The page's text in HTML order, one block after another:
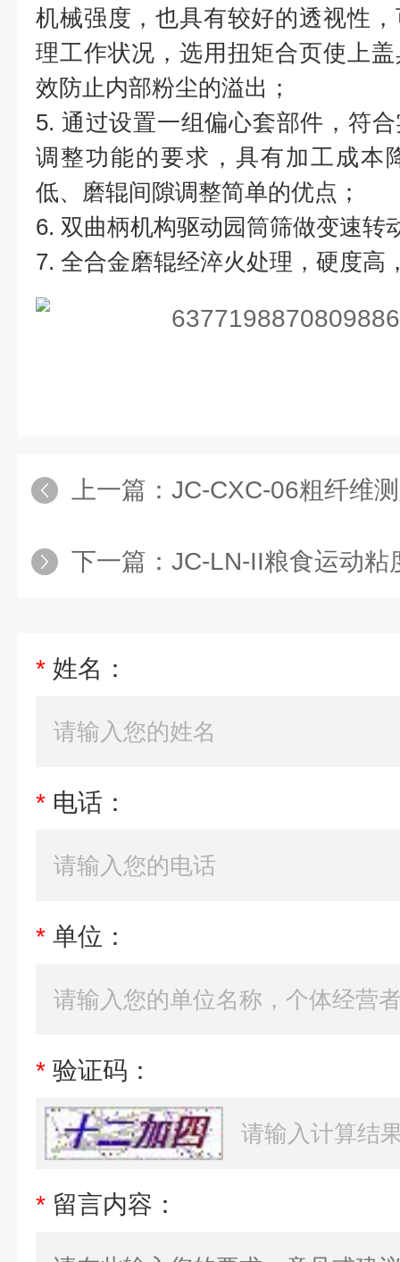
机械强度，也具有较好的透视性
理工作状况，选用扭矩合页使上
效防止内部粉尘的溢出；
5. 通过设置一组偏心套部件，符
调整功能的要求，具有加工成本
低、磨辊间隙调整简单的优点；
6. 双曲柄机构驱动园筒筛做变速转
7. 全合金磨辊经淬火处理，硬度高
上一篇： JC-CXC-06粗纤维
下一篇： JC-LN-II粮食运动粘
* 姓名：
* 电话：
* 单位：
* 验证码：
* 留言内容：